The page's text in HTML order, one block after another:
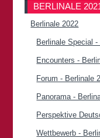
BERLINALE
Berlinale 2022
Berlinale Special
Encounters -
Forum - Berlinale
Panorama -
Perspektive
Wettbewerb -